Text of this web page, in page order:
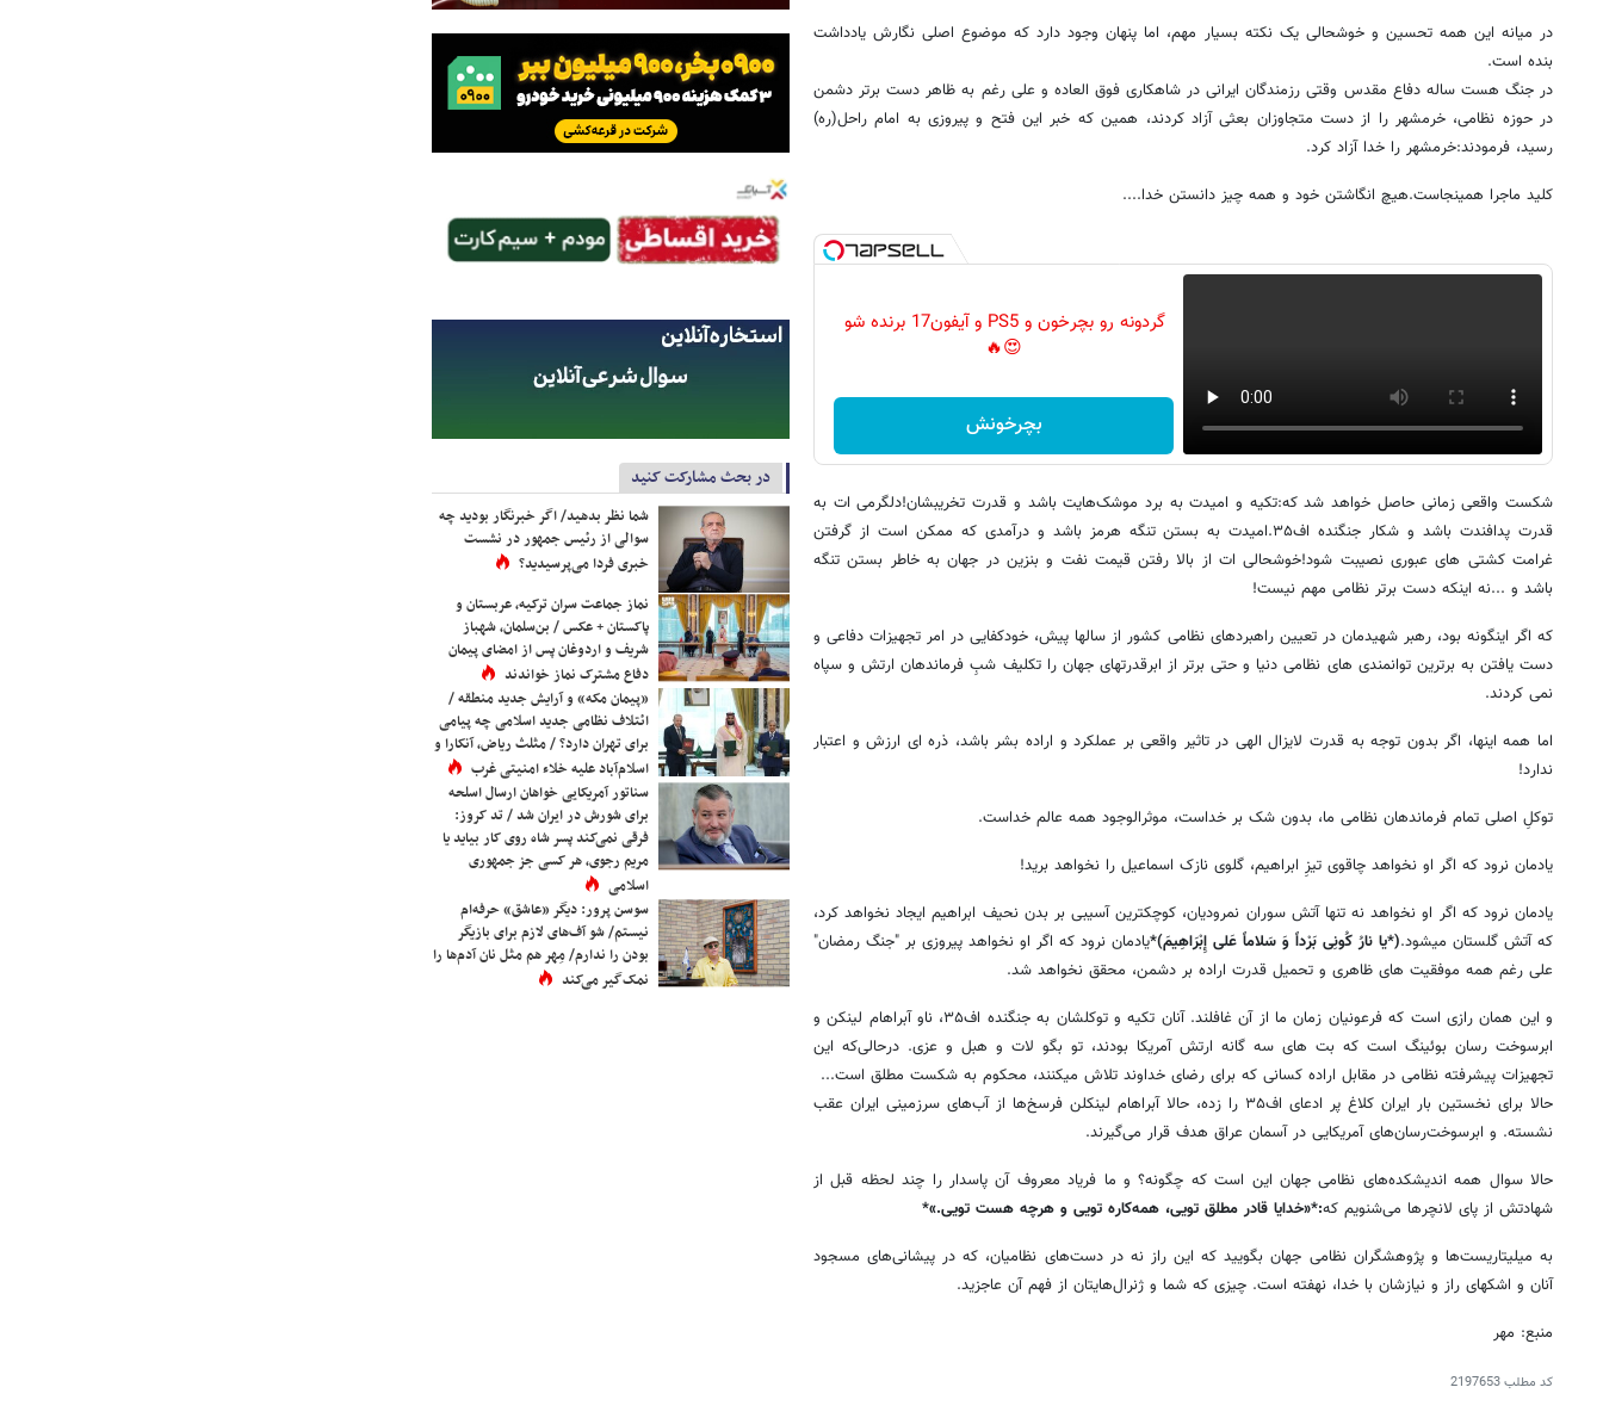
در میانه این همه تحسین و خوشحالی یک نکته بسیار مهم، اما پنهان وجود دارد که موضوع اصلی نگارش یادداشت
بنده است.
در جنگ هست ساله دفاع مقدس وقتی رزمندگان ایرانی در شاهکاری فوق العاده و علی رغم به ظاهر دست برتر دشمن
در حوزه نظامی، خرمشهر را از دست متجاوزان بعثی آزاد کردند، همین که خبر این فتح و پیروزی به امام راحل(ره)
رسید، فرمودند:خرمشهر را خدا آزاد کرد.
کلید ماجرا همینجاست.هیچ انگاشتن خود و همه چیز دانستن خدا....
گردونه رو بچرخون و PS5 و آیفون17 برنده شو
😍🔥
بچرخونش
شکست واقعی زمانی حاصل خواهد شد که:تکیه و امیدت به برد موشک‌هایت باشد و قدرت تخریبشان!دلگرمی ات به
قدرت پدافندت باشد و شکار جنگنده اف۳۵.امیدت به بستن تنگه هرمز باشد و درآمدی که ممکن است از گرفتن
غرامت کشتی های عبوری نصیبت شود!خوشحالی ات از بالا رفتن قیمت نفت و بنزین در جهان به خاطر بستن‌ تنگه
باشد و ...‌نه اینکه دست برتر نظامی مهم نیست!
که اگر اینگونه بود، رهبر شهیدمان در تعیین راهبردهای نظامی کشور از سالها پیش، خودکفایی در امر تجهیزات دفاعی و
دست یافتن به برترین توانمندی های نظامی دنیا و حتی برتر از ابرقدرتهای جهان را تکلیف شبِ فرماندهان ارتش و سپاه
نمی کردند.
اما همه اینها، اگر بدون توجه به قدرت لایزال الهی در تاثیر واقعی بر عملکرد و اراده بشر باشد، ذره ای ارزش و اعتبار
ندارد!
توکلِ اصلی تمام فرماندهان نظامی ما، بدون شک بر خداست، موثرالوجود همه عالم خداست.
یادمان نرود که اگر او نخواهد چاقوی تیزِ ابراهیم، گلوی نازک اسماعیل را نخواهد برید!
یادمان نرود که اگر او نخواهد نه تنها آتش سوران نمرودیان، کوچکترین آسیبی بر بدن نحیف ابراهیم ایجاد نخواهد کرد،
که آتش گلستان میشود.(*یا نارُ کُونِی بَرْداً وَ سَلاماً عَلی إِبْرَاهِیمَ)*یادمان نرود که اگر او نخواهد پیروزی بر "جنگ رمضان"
علی رغم همه موفقیت های ظاهری و تحمیل قدرت اراده بر دشمن، محقق نخواهد شد.
و این همان رازی است که فرعونیان زمان ما از آن غافلند. آنان تکیه و توکلشان به جنگنده اف۳۵، ناو آبراهام لینکن و
ابرسوخت رسان بوئینگ است که بت های سه گانه ارتش آمریکا بودند، تو بگو لات و هبل و عزی. درحالی‌که این
تجهیزات پیشرفته نظامی در مقابل اراده کسانی که برای رضای خداوند تلاش میکنند، محکوم به شکست مطلق است...
حالا برای نخستین بار ایران کلاغ پر ادعای اف۳۵ را زده، حالا آبراهام لینکلن فرسخ‌ها از آب‌های سرزمینی ایران عقب
نشسته. و ابرسوخت‌رسان‌های آمریکایی در آسمان عراق هدف قرار می‌گیرند.
حالا سوال همه اندیشکده‌های نظامی جهان این است که چگونه؟ و ما فریاد معروف آن پاسدار را چند لحظه قبل از
شهادتش از پای لانچرها می‌شنویم که:*«خدایا قادر مطلق تویی، همه‌کاره تویی و هرچه هست تویی.»*
به میلیتاریست‌ها و پژوهشگران نظامی جهان بگویید که این راز نه در دست‌های نظامیان، که در پیشانی‌های مسجود
آنان و اشکهای راز و نیازشان با خدا، نهفته است. چیزی که شما و ژنرال‌هایتان از فهم آن عاجزید.
منبع: مهر
کد مطلب2197653
در بحث مشارکت کنید
شما نظر بدهید/ اگر خبرنگار بودید چه
سوالی از رئیس جمهور در نشست
خبری فردا می‌پرسیدید؟
نماز جماعت سران ترکیه، عربستان و
پاکستان + عکس / بن‌سلمان، شهباز
شریف و اردوغان پس از امضای پیمان
دفاع مشترک نماز خواندند
«پیمان مکه» و آرایش جدید منطقه /
ائتلاف نظامی جدید اسلامی چه پیامی
برای تهران دارد؟ / مثلث ریاض، آنکارا و
اسلام‌آباد علیه خلاء امنیتی غرب
سناتور آمریکایی خواهان ارسال اسلحه
برای شورش در ایران شد / تد کروز:
فرقی نمی‌کند پسر شاه روی کار بیاید یا
مریم رجوی، هر کسی جز جمهوری
اسلامی
سوسن پرور: دیگر «عاشق» حرفه‌ام
نیستم/ شو آف‌های لازم برای بازیگر
بودن را ندارم/ مِهر هم مثل نان آدم‌ها را
نمک‌گیر می‌کند